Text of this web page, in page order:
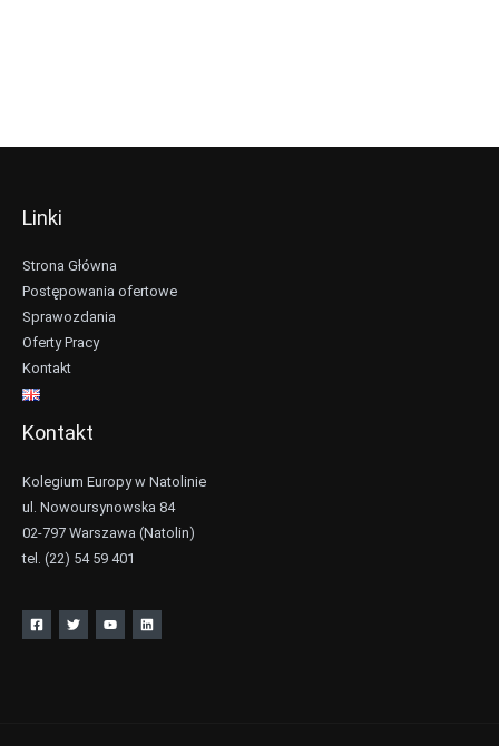
Linki
Strona Główna
Postępowania ofertowe
Sprawozdania
Oferty Pracy
Kontakt
Kontakt
Kolegium Europy w Natolinie
ul. Nowoursynowska 84
02-797 Warszawa (Natolin)
tel. (22) 54 59 401